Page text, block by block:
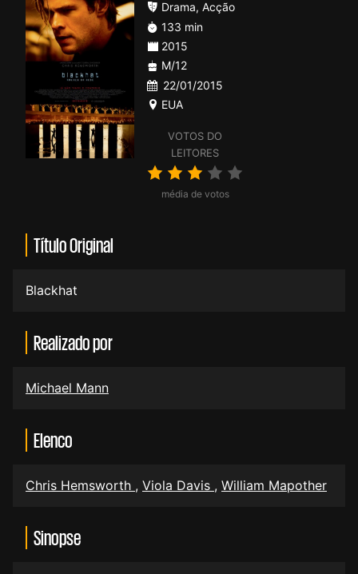
VOTOS DO
LEITORES
média de votos
Drama, Acção
133 min
2015
M/12
22/01/2015
EUA
Título Original
Blackhat
Realizado por
Michael Mann
Elenco
Chris Hemsworth , Viola Davis , William Mapother
Sinopse